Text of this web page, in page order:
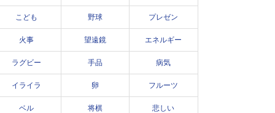
こども 野球 プレゼン
火事 望遠鏡 エネルギー
ラグビー 手品 病気
イライラ 卵 フルーツ
ベル 将棋 悲しい